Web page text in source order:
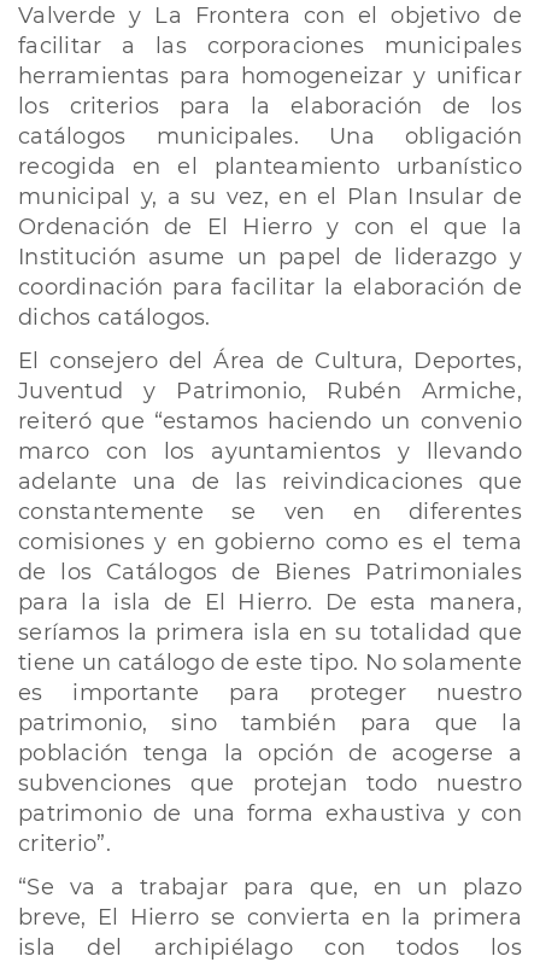
Valverde y La Frontera con el objetivo de
facilitar a las corporaciones municipales
herramientas para homogeneizar y unificar
los criterios para la elaboración de los
catálogos municipales. Una obligación
recogida en el planteamiento urbanístico
municipal y, a su vez, en el Plan Insular de
Ordenación de El Hierro y con el que la
Institución asume un papel de liderazgo y
coordinación para facilitar la elaboración de
dichos catálogos.
El consejero del Área de Cultura, Deportes,
Juventud y Patrimonio, Rubén Armiche,
reiteró que “estamos haciendo un convenio
marco con los ayuntamientos y llevando
adelante una de las reivindicaciones que
constantemente se ven en diferentes
comisiones y en gobierno como es el tema
de los Catálogos de Bienes Patrimoniales
para la isla de El Hierro. De esta manera,
seríamos la primera isla en su totalidad que
tiene un catálogo de este tipo. No solamente
es importante para proteger nuestro
patrimonio, sino también para que la
población tenga la opción de acogerse a
subvenciones que protejan todo nuestro
patrimonio de una forma exhaustiva y con
criterio”.
“Se va a trabajar para que, en un plazo
breve, El Hierro se convierta en la primera
isla del archipiélago con todos los